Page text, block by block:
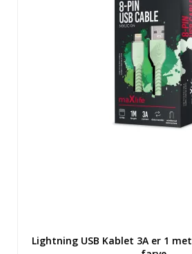
Lightning USB Kablet 3A er 1